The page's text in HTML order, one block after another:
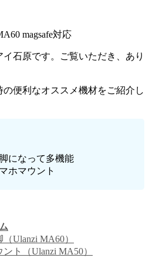
石原です。ご覧いただき、あり
便利なオススメ機材をご紹介し
になって多機能
ホマウント
Ulanzi MA60）
ト（Ulanzi MA50）